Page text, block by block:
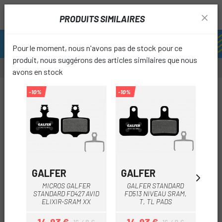
PRODUITS SIMILAIRES
Pour le moment, nous n'avons pas de stock pour ce
produit, nous suggérons des articles similaires que nous
avons en stock
-10%
GALFER
MICROS GALFER
STANDARD FD427 AVID
ELIXIR-SRAM XX
-10%
GALFER
GALFER STANDARD
FD513 NIVEAU SRAM,
T, TL PADS